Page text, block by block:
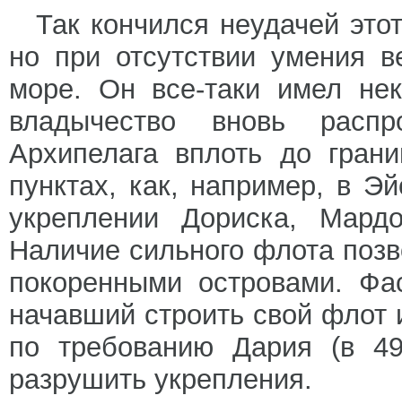
Так кончился неудачей
но при отсутствии умения
море. Он все-таки имел
владычество вновь
Архипелага вплоть до
пунктах, как, например, в
укреплении Дориска,
Наличие сильного флота
покоренными островами.
начавший строить свой
по требованию Дария (в
разрушить укрепления.